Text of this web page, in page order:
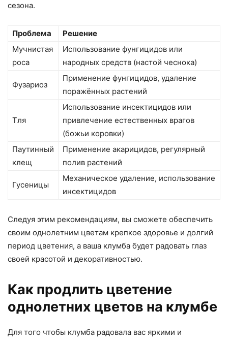
сезона.
Проблема
Решение
Мучнистая
роса
Использование фунгицидов или
народных средств (настой чеснока)
Фузариоз
Применение фунгицидов, удаление
поражённых растений
Тля
Использование инсектицидов или
привлечение естественных врагов
(божьи коровки)
Паутинный
клещ
Применение акарицидов, регулярный
полив растений
Гусеницы
Механическое удаление, использование
инсектицидов
Следуя этим рекомендациям, вы сможете обеспечить
своим однолетним цветам крепкое здоровье и долгий
период цветения, а ваша клумба будет радовать глаз
своей красотой и декоративностью.
Как продлить цветение
однолетних цветов на клумбе
Для того чтобы клумба радовала вас яркими и